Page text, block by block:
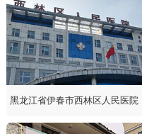
黑龙江省伊春市西林区人民医院